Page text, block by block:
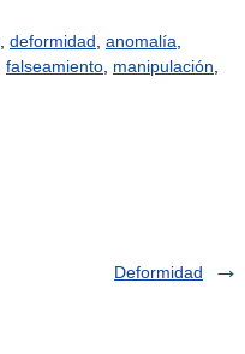
deformidad anomalía
falseamiento manipulación
Deformidad